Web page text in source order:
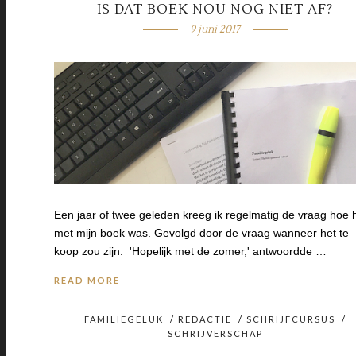
IS DAT BOEK NOU NOG NIET AF?
9 juni 2017
Een jaar of twee geleden kreeg ik regelmatig de vraag hoe
met mijn boek was. Gevolgd door de vraag wanneer het te
koop zou zijn. 'Hopelijk met de zomer,' antwoordde …
READ MORE
FAMILIEGELUK / REDACTIE / SCHRIJFCURSUS
/
SCHRIJVERSCHAP